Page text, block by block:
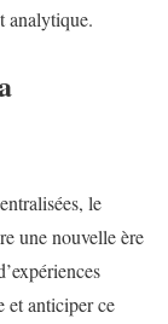
analytique.
le
une nouvelle ère
et anticiper ce